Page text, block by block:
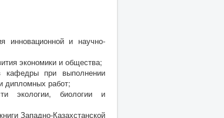
инновационной и научно-
экономики и общества;
кафедры при выполнении
дипломных работ;
экологии, биологии и
Западно-Казахстанской